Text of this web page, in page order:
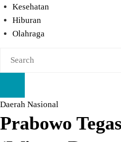
Kesehatan
Hiburan
Olahraga
Daerah Nasional
Prabowo